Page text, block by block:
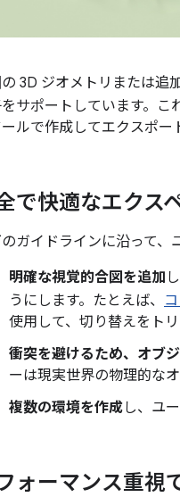
3D ジオメトリまたは追
サポートしています。こ
ルで作成してエクスポー
で快適なエクス
ガイドラインに沿って、
明確な視覚的合図を追加
うにします。たとえば、
使用して、切り替えをトリ
衝突を避けるため、オブ
ーは現実世界の物理的な
複数の環境を作成し、ユ
ォーマンス重視